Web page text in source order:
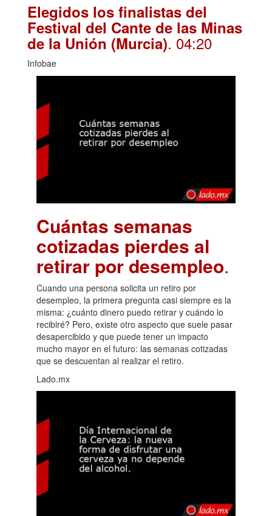
Elegidos los finalistas del
Festival del Cante de las Minas
de la Unión (Murcia). 04:20
Infobae
Cuántas semanas
cotizadas pierdes al
retirar por desempleo.
Cuando una persona solicita un retiro por
desempleo, la primera pregunta casi siempre es la
misma: ¿cuánto dinero puedo retirar y cuándo lo
recibiré? Pero, existe otro aspecto que suele pasar
desapercibido y que puede tener un impacto
mucho mayor en el futuro: las semanas cotizadas
que se descuentan al realizar el retiro.
Lado.mx